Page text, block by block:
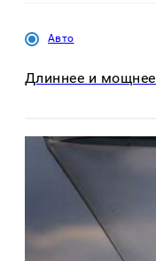
Авто
Длиннее и